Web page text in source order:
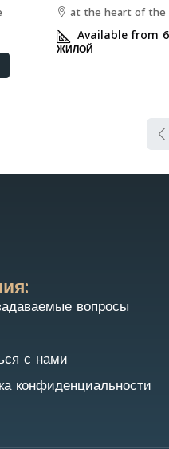
at the heart of the
Available from
ЖИЛОЙ
вопросы
с нами
конфиденциальности